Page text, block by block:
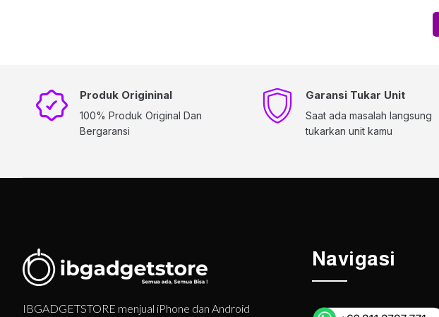
Produk Origininal
100% Produk Original Dan
Bergaransi
Garansi Tukar Unit
Saat ada masalah langsung
tukarkan unit kamu
IBGADGETSTORE menjual iPhone dan Android
Navigasi